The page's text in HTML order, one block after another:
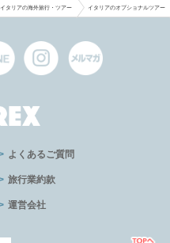
イタリアの海外旅行・ツアー イタリアのオプショナルツアー
よくあるご質問
旅行業約款
運営会社